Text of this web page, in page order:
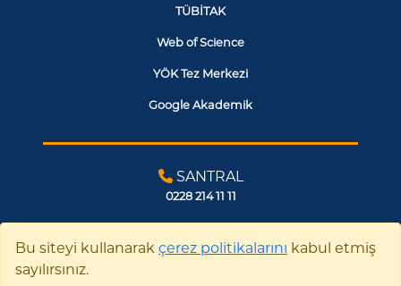
TÜBİTAK
Web of Science
YÖK Tez Merkezi
Google Akademik
SANTRAL
0228 214 11 11
BİZE YAZIN
Bu siteyi kullanarak çerez politikalarını kabul etmiş
sayılırsınız.